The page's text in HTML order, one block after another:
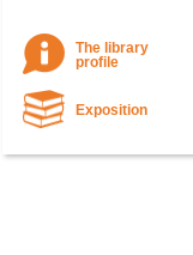
The library
profile
Exposition